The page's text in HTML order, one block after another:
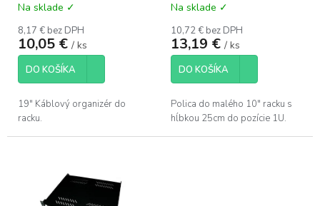
t
o
v
Na sklade ✓
8,17 € bez DPH
10,05 € / ks
DO KOŠÍKA
19" Káblový organizér do
racku.
Na sklade ✓
10,72 € bez DPH
13,19 € / ks
DO KOŠÍKA
Polica do malého 10" racku s
hĺbkou 25cm do pozície 1U.